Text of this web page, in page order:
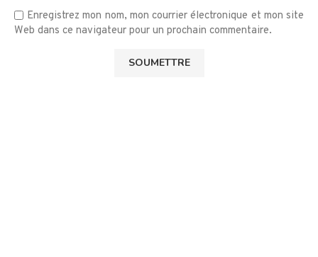
Enregistrez mon nom, mon courrier électronique et mon site
Web dans ce navigateur pour un prochain commentaire.